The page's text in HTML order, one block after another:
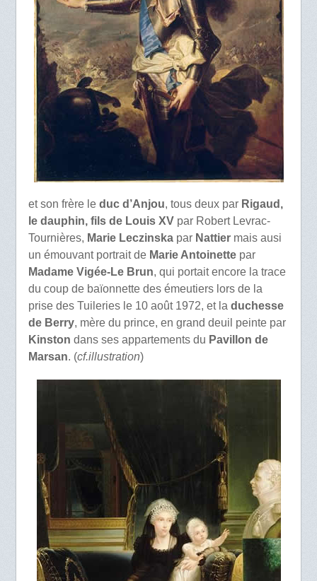
et son frère le duc d’Anjou, tous deux par Rigaud,
le dauphin, fils de Louis XV par Robert Levrac-
Tournières, Marie Leczinska par Nattiermais ausi
un émouvant portrait de Marie Antoinettepar
Madame Vigée-Le Brun, qui portait encore la trace
du coup de baïonnette des émeutiers lors de la
prise des Tuileries le 10 août 1972, et la duchesse
de Berry, mère du prince, en grand deuil peinte par
Kinston dans ses appartements du Pavillon de
Marsan. (cf.illustration)